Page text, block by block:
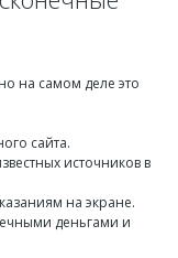
на самом деле это
сайта.
источников в
на экране.
деньгами и